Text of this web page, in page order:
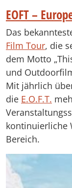
EOFT –
Das
Film Tour, die
dem Motto
und
Mit jährlich
die E.O.F.T.
kontinuierliche
Bereich.